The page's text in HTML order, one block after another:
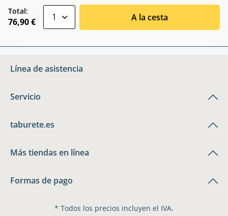
Total:
76,90 € A la cesta
Línea de asistencia
Servicio
taburete.es
Más tiendas en línea
Formas de pago
* Todos los precios incluyen el IVA.